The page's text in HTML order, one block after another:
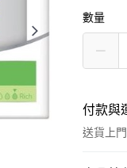
數量
付款與
送貨上